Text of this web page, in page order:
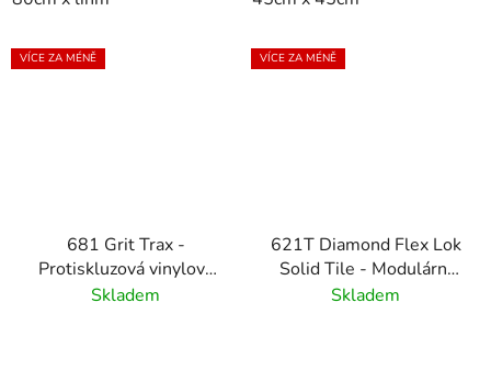
VÍCE ZA MÉNĚ
681 Grit Trax -
Protiskluzová vinylová
rohož odolná vůči
Skladem
VÍCE ZA MÉNĚ
621T Diamond Flex Lok
Solid Tile - Modulární
PVC Dlaždice -30x30
Skladem